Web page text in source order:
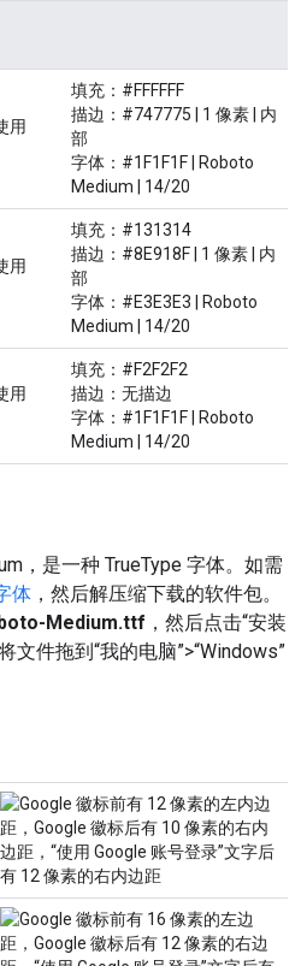
填充：#FFFFFF
描边：#747775 | 1 像素 | 内
部
字体：#1F1F1F | Roboto
Medium | 14/20
填充：#131314
描边：#8E918F | 1 像素 | 内
部
字体：#E3E3E3 | Roboto
Medium | 14/20
填充：#F2F2F2
描边：无描边
字体：#1F1F1F | Roboto
Medium | 14/20
，是一种 TrueType 字体。如需
体 ，然后解压缩下载的软件包。
Medium.ttf ，然后点击“安装
文件拖到“我的电脑”>“Windows”